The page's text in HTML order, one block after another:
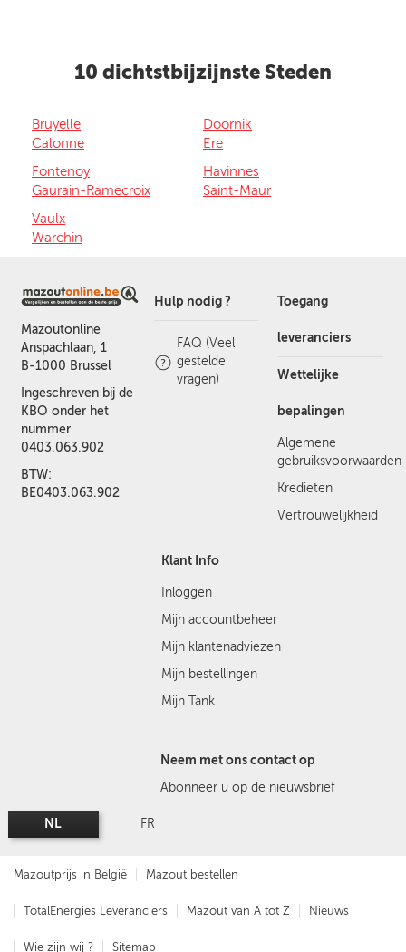
10 dichtstbijzijnste Steden
Bruyelle
Calonne
Doornik
Ere
Fontenoy
Gaurain-Ramecroix
Havinnes
Saint-Maur
Vaulx
Warchin
Mazoutonline
Anspachlaan, 1
B-1000 Brussel
Ingeschreven bij de
KBO onder het
nummer
0403.063.902
BTW:
BE0403.063.902
Hulp nodig ?
FAQ (Veel
gestelde
vragen)
Toegang
leveranciers
Wettelijke
bepalingen
Algemene
gebruiksvoorwaarden
Kredieten
Vertrouwelijkheid
Klant Info
Inloggen
Mijn accountbeheer
Mijn klantenadviezen
Mijn bestellingen
Mijn Tank
Neem met ons contact op
Abonneer u op de nieuwsbrief
NL FR
Mazoutprijs in België Mazout bestellen
TotalEnergies Leveranciers Mazout van A tot Z Nieuws
Wie zijn wij ? Sitemap